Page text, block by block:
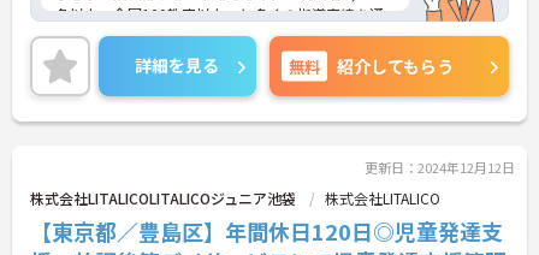
名以上、全国100教室以上」と多くの指導実績を通
して培ったノウハウもあり、満足度の高いサービス
の提供とともに、自身の療育分野でのスキル向上も
目指せます。年間休日は120日前後とプライベート
との両立もしやすいです。
ご興味のある方はお気軽にお問い合わせ下さい。さ
詳細を見る 無料 紹介してもらう
更新日：2024年12月12日
株式会社LITALICOLITALICOジュニア池袋 株式会社LITALICO
【東京都／豊島区】年間休日120日◎児童発達支